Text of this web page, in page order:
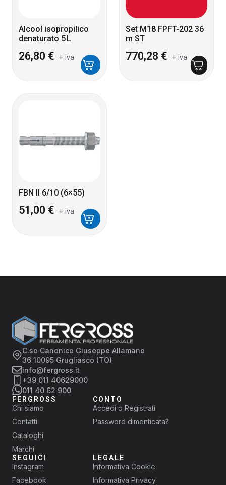
Alcool isopropilico
denaturato 5 L
26,80 € + iva
Set M18 FPFT-202 36
m ST
770,28 € + iva
FBN II 6/10 (6×55)
51,00 € + iva
C.so Canonico Giuseppe Allamano
36 10095 Grugliasco (TO)
info@fergross.it
+39 011 40629000
011 40 62 900
FERGROSS
Chi siamo
Contatti
Cataloghi
Marchi
CONTO
Accedi o Registrati
Password dimenticata?
SEGUICI
Instagram
Facebook
LEGALE
Informativa Cookie
Informativa Privacy